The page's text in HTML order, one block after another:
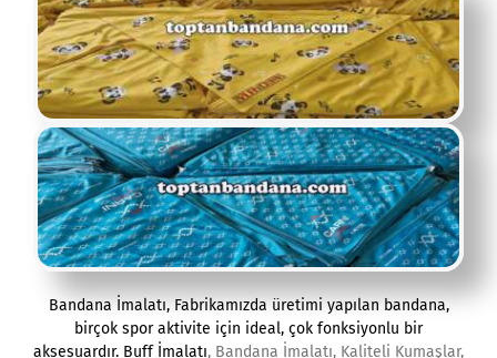
Bandana İmalatı, Fabrikamızda üretimi yapılan bandana,
birçok spor aktivite için ideal, çok fonksiyonlu bir
aksesuardır. Buff İmalatı, Bandana İmalatı, Kaliteli Kumaşlar,